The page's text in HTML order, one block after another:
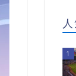
1